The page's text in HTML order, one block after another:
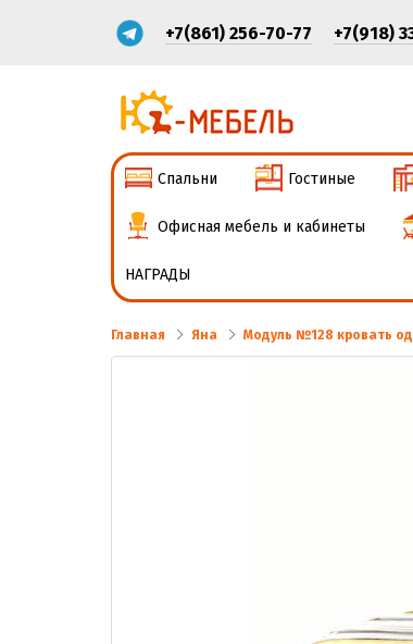
+7(861) 256-70-77 +7(918)
Спальни Гостиные
Офисная мебель и кабинеты
НАГРАДЫ
Главная Яна Модуль №128 кровать